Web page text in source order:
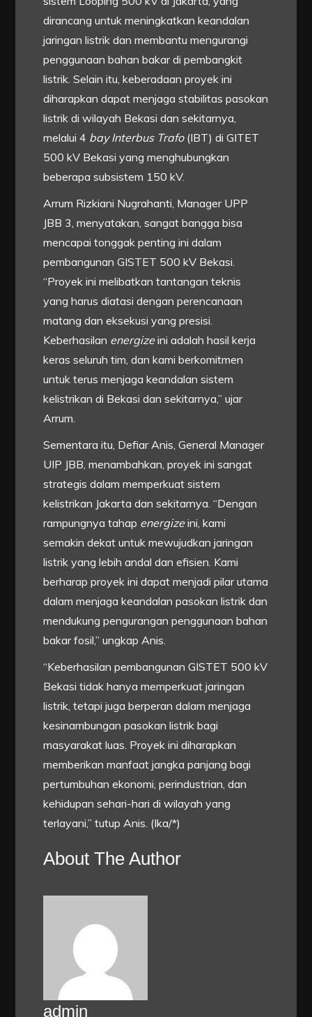
dirancang untuk meningkatkan keandalan
jaringan listrik dan membantu mengurangi
penggunaan bahan bakar di pembangkit
listrik. Selain itu, keberadaan proyek ini
diharapkan dapat menjaga stabilitas pasokan
listrik di wilayah Bekasi dan sekitarnya,
melalui 4 bay Interbus Trafo(IBT) di GITET
500 kV Bekasi yang menghubungkan
beberapa subsistem 150 kV.
Arrum Rizkiani Nugrahanti, Manager UPP
JBB 3, menyatakan, sangat bangga bisa
mencapai tonggak penting ini dalam
pembangunan GISTET 500 kV Bekasi.
“Proyek ini melibatkan tantangan teknis
yang harus diatasi dengan perencanaan
matang dan eksekusi yang presisi.
Keberhasilan energizeini adalah hasil kerja
keras seluruh tim, dan kami berkomitmen
untuk terus menjaga keandalan sistem
kelistrikan di Bekasi dan sekitarnya,” ujar
Arrum.
Sementara itu, Defiar Anis, General Manager
UIP JBB, menambahkan, proyek ini sangat
strategis dalam memperkuat sistem
kelistrikan Jakarta dan sekitarnya. “Dengan
rampungnya tahap energizeini, kami
semakin dekat untuk mewujudkan jaringan
listrik yang lebih andal dan efisien. Kami
berharap proyek ini dapat menjadi pilar utama
dalam menjaga keandalan pasokan listrik dan
mendukung pengurangan penggunaan bahan
bakar fosil,” ungkap Anis.
“Keberhasilan pembangunan GISTET 500 kV
Bekasi tidak hanya memperkuat jaringan
listrik, tetapi juga berperan dalam menjaga
kesinambungan pasokan listrik bagi
masyarakat luas. Proyek ini diharapkan
memberikan manfaat jangka panjang bagi
pertumbuhan ekonomi, perindustrian, dan
kehidupan sehari-hari di wilayah yang
terlayani,” tutup Anis. (Ika/*)
About The Author
admin